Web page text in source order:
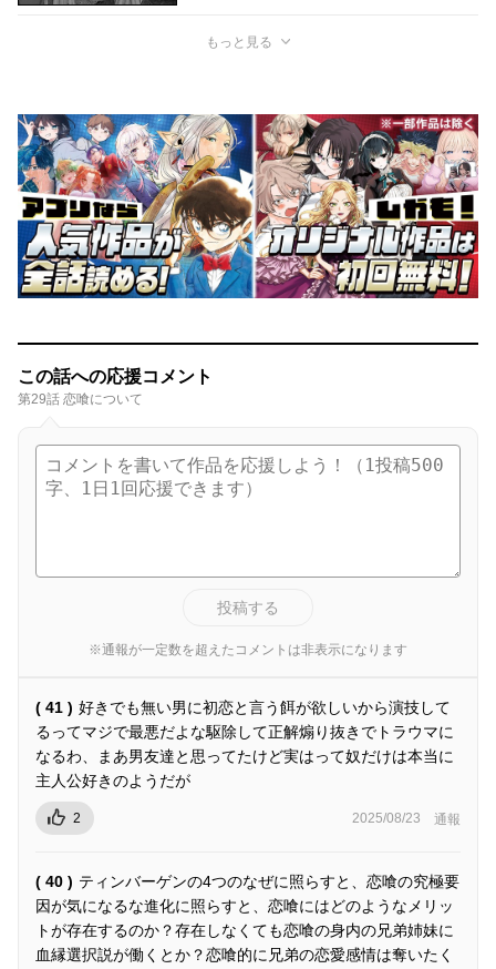
もっと見る
この話への応援コメント
第29話 恋喰について
投稿する
※通報が一定数を超えたコメントは非表示になります
( 41 ) 好きでも無い男に初恋と言う餌が欲しいから演技して
るってマジで最悪だよな駆除して正解煽り抜きでトラウマに
なるわ、まあ男友達と思ってたけど実はって奴だけは本当に
主人公好きのようだが
2 2025/08/23 通報
( 40 ) ティンバーゲンの4つのなぜに照らすと、恋喰の究極要
因が気になるな進化に照らすと、恋喰にはどのようなメリッ
トが存在するのか？存在しなくても恋喰の身内の兄弟姉妹に
血縁選択説が働くとか？恋喰的に兄弟の恋愛感情は奪いたく